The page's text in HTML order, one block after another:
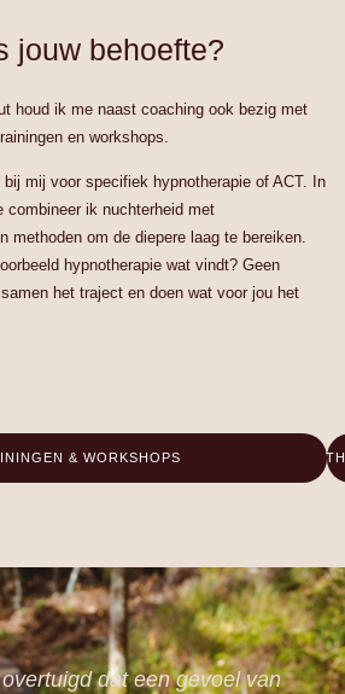
jouw behoefte?
houd ik me naast coaching ook bezig met
en workshops.
mij voor specifiek hypnotherapie of ACT. In
combineer ik nuchterheid met
methoden om de diepere laag te bereiken.
hypnotherapie wat vindt? Geen
het traject en doen wat voor jou het
& WORKSHOPS
dat een gevoel van